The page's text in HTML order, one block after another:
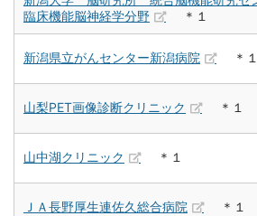
臨床機能脳神経学分野
＊１
新潟県立がんセンター新潟病院 ＊１
山梨PET画像診断クリニック ＊１
山中湖クリニック ＊１
ＪＡ長野厚生連佐久総合病院 ＊１